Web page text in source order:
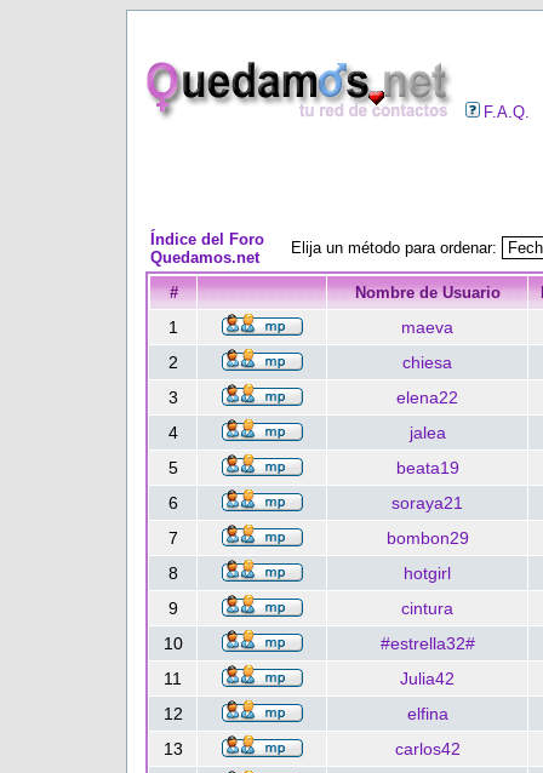
F.A.Q.
Índice del Foro
Quedamos.net
Elija un método para ordenar:
# Nombre de Usuario
1
maeva
2
chiesa
3
elena22
4
jalea
5
beata19
6
soraya21
7
bombon29
8
hotgirl
9
cintura
10
#estrella32#
11
Julia42
12
elfina
13
carlos42